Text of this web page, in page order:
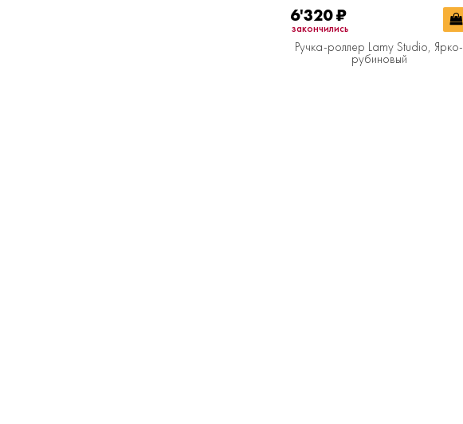
6'320₽
закончились
Ручка-роллер Lamy Studio, Ярко-
рубиновый